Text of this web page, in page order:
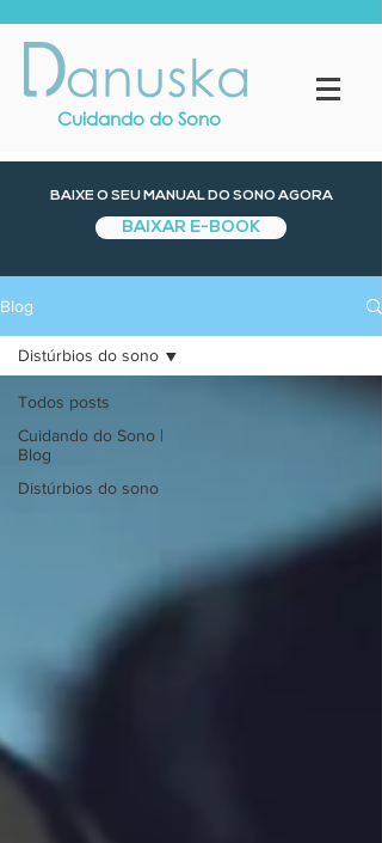
Cuidando do Sono
BAIXE O SEU MANUAL DO SONO AGORA
BAIXAR E-BOOK
Blog
Todos posts
Cuidando do Sono |
Blog
Distúrbios do sono
Distúrbios do sono